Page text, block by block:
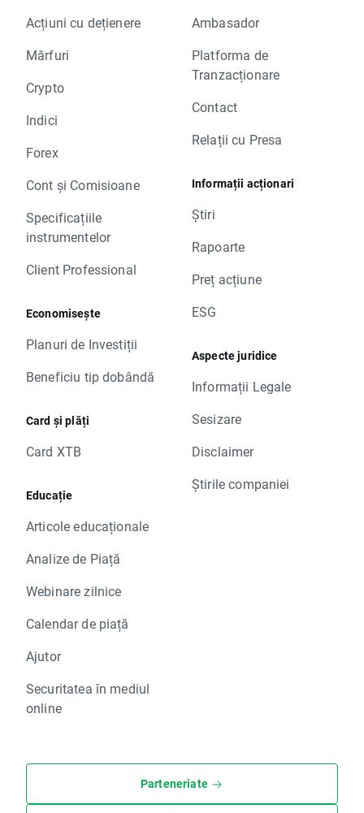
Acțiuni cu dețienere
Mărfuri
Crypto
Indici
Forex
Cont și Comisioane
Specificațiile
instrumentelor
Client Professional
Economisește
Planuri de Investiții
Beneficiu tip dobândă
Card și plăți
Card XTB
Educație
Articole educaționale
Analize de Piață
Webinare zilnice
Calendar de piață
Ajutor
Securitatea în mediul
online
Ambasador
Platforma de
Tranzacționare
Contact
Relații cu Presa
Informații acționari
Știri
Rapoarte
Preț acțiune
ESG
Aspecte juridice
Informații Legale
Sesizare
Disclaimer
Știrile companiei
Parteneriate